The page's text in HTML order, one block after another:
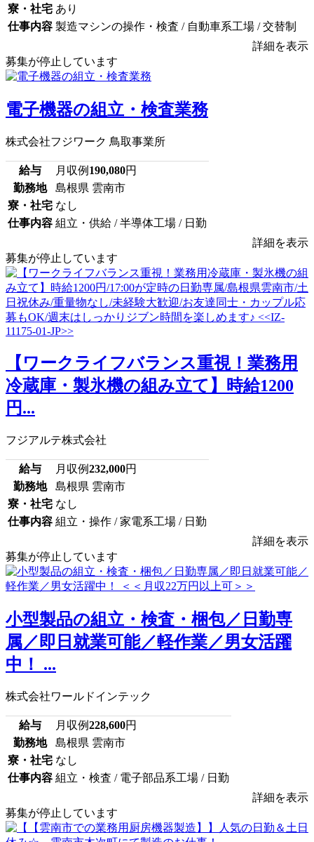
寮・社宅 あり
仕事内容 製造マシンの操作・検査 / 自動車系工場 / 交替制
詳細を表示
募集が停止しています
電子機器の組立・検査業務
株式会社フジワーク 鳥取事業所
給与 月収例 190,080円
勤務地
島根県 雲南市
寮・社宅 なし
仕事内容 組立・供給 / 半導体工場 / 日勤
詳細を表示
募集が停止しています
【ワークライフバランス重視！業務用
冷蔵庫・製氷機の組み立て】時給1200
円...
フジアルテ株式会社
給与 月収例232,000円
勤務地
島根県 雲南市
寮・社宅 なし
仕事内容 組立・操作 / 家電系工場 / 日勤
詳細を表示
募集が停止しています
小型製品の組立・検査・梱包／日勤専
属／即日就業可能／軽作業／男女活躍
中！ ...
株式会社ワールドインテック
給与 月収例228,600円
勤務地
島根県 雲南市
寮・社宅 なし
仕事内容 組立・検査 / 電子部品系工場 / 日勤
詳細を表示
募集が停止しています